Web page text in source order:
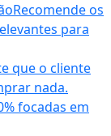
Recomende os
para
que o cliente
nada.
focadas em